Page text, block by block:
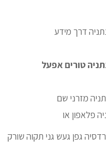
דרך מידע
טורים אפעל
מזרני שם
פלאפון או
גפן געש גני תקוה שורק